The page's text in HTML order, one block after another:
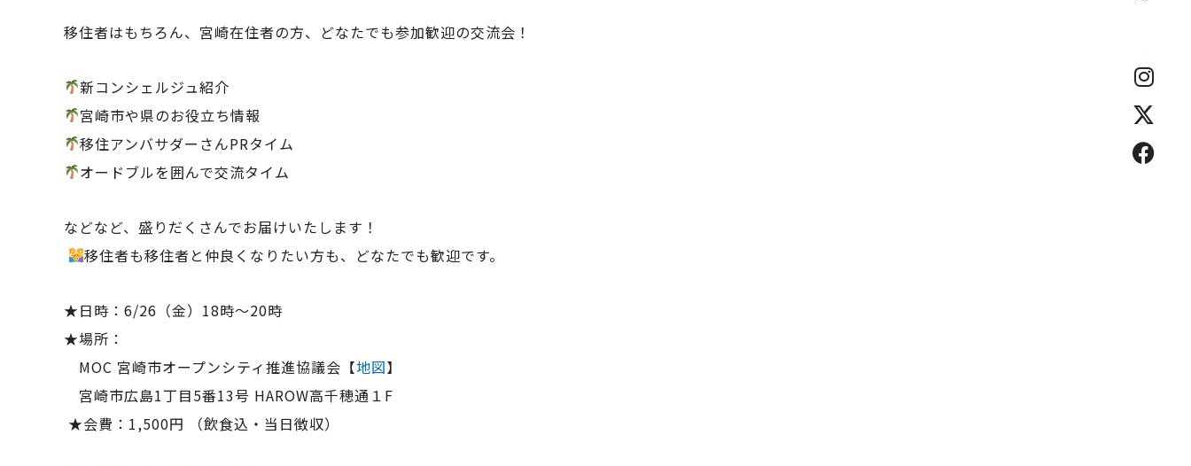
移住者はもちろん、宮崎在住者の方、どなたでも参加歓迎の交流会！
新コンシェルジュ紹介
宮崎市や県のお役立ち情報
移住アンバサダーさんPRタイム
オードブルを囲んで交流タイム
などなど、盛りだくさんでお届けいたします！
移住者も移住者と仲良くなりたい方も、どなたでも歓迎です。
★日時：6/26（金）18時～20時
★場所：
MOC 宮崎市オープンシティ推進協議会【地図】
宮崎市広島1丁目5番13号 HAROW高千穂通１F
★会費：1,500円 （飲食込・当日徴収）